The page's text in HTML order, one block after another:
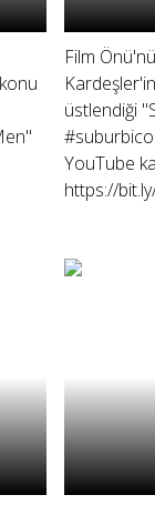
Film
üstlendiği
YouTube
https://